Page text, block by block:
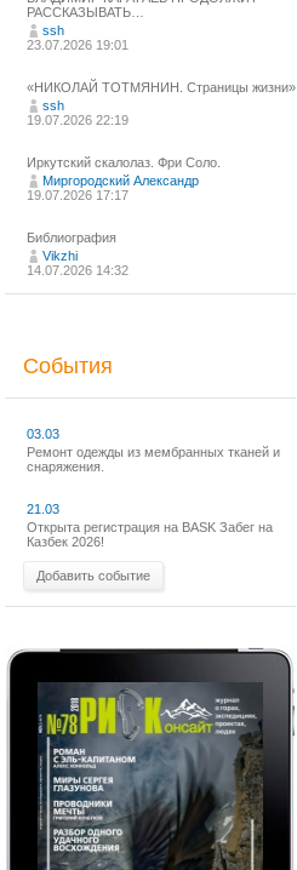
РАССКАЗЫВАТЬ…
ssh
23.07.2026 19:01
«НИКОЛАЙ ТОТМЯНИН. Страницы жизни»
ssh
19.07.2026 22:19
Иркутский скалолаз. Фри Соло.
Миргородский Александр
19.07.2026 17:17
Библиография
Vikzhi
14.07.2026 14:32
События
03.03
Ремонт одежды из мембранных тканей и
снаряжения.
21.03
Открыта регистрация на BASK Забег на
Казбек 2026!
Добавить событие